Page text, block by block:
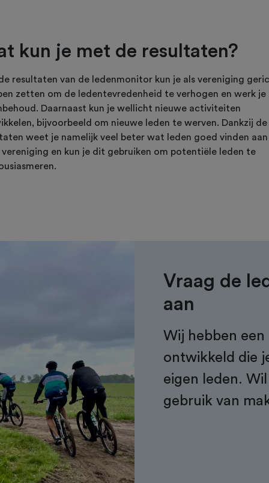
kun je met de resultaten?
resultaten van de ledenmonitor kun je als vereniging
zetten om de ledentevredenheid te verhogen en werk je
Daarnaast kun je wellicht nieuwe activiteiten
bijvoorbeeld om nieuwe leden te werven. Dankzij de
weet je namelijk veel beter wat leden goed vinden aan
en kun je dit gebruiken om potentiële leden te
Vraag de
aan
Wij hebben
ontwikkeld die
eigen leden.
gebruik van